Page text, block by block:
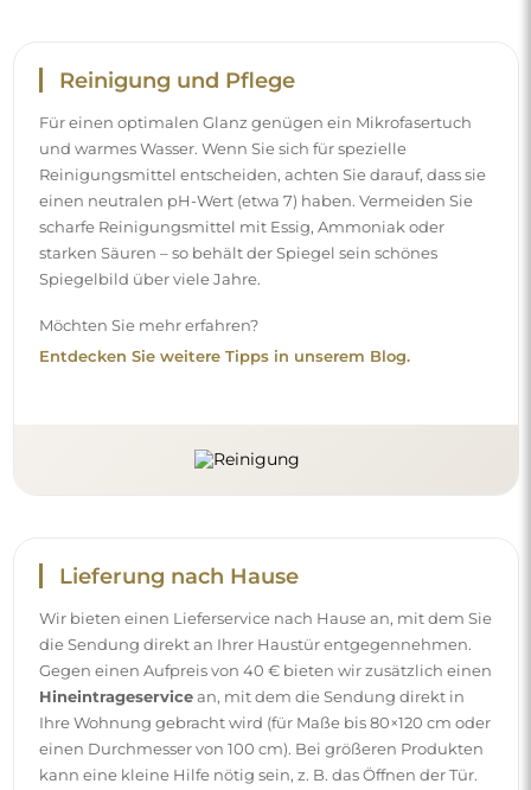
Reinigung und Pflege
Für einen optimalen Glanz genügen ein Mikrofasertuch
und warmes Wasser. Wenn Sie sich für spezielle
Reinigungsmittel entscheiden, achten Sie darauf, dass sie
einen neutralen pH-Wert (etwa 7) haben. Vermeiden Sie
scharfe Reinigungsmittel mit Essig, Ammoniak oder
starken Säuren – so behält der Spiegel sein schönes
Spiegelbild über viele Jahre.
Möchten Sie mehr erfahren?
Entdecken Sie weitere Tipps in unserem Blog.
Lieferung nach Hause
Wir bieten einen Lieferservice nach Hause an, mit dem Sie
die Sendung direkt an Ihrer Haustür entgegennehmen.
Gegen einen Aufpreis von 40 € bieten wir zusätzlich einen
Hineintrageservicean, mit dem die Sendung direkt in
Ihre Wohnung gebracht wird (für Maße bis 80×120 cm oder
einen Durchmesser von 100 cm). Bei größeren Produkten
kann eine kleine Hilfe nötig sein, z. B. das Öffnen der Tür.